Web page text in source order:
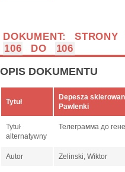
DOKUMENT: STRONY
106
DO 106
OPIS DOKUMENTU
Tytuł
Depesza
Pawlenki
Tytuł
alternatywny
Телеграмма до
Autor Zelinski, Wiktor